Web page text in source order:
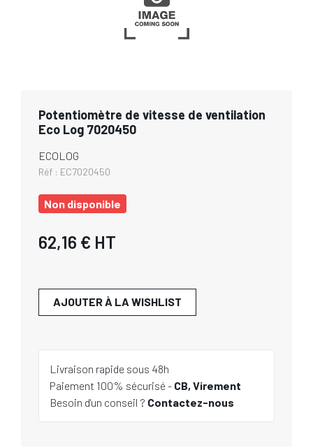
Potentiomètre de vitesse de ventilation
Eco Log 7020450
ECOLOG
Réf : EC7020450
Non disponible
62,16 € HT
AJOUTER À LA WISHLIST
Livraison rapide sous 48h
Paiement 100% sécurisé - CB, Virement
Besoin d'un conseil ? Contactez-nous